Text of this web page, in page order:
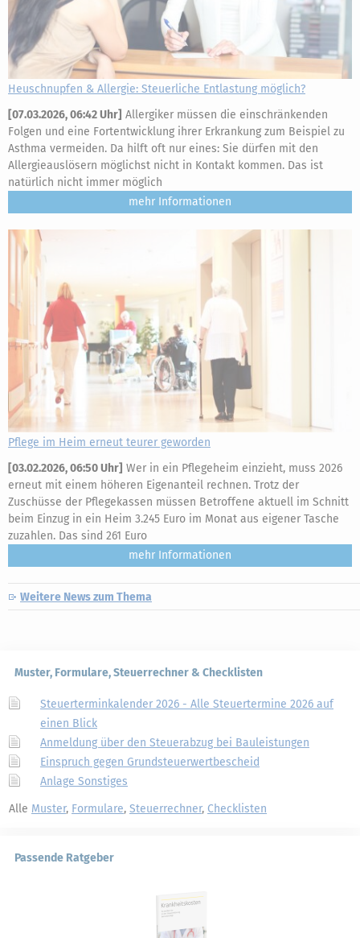
Heuschnupfen & Allergie: Steuerliche Entlastung möglich?
[07.03.2026, 06:42 Uhr] Allergiker müssen die einschränkenden
Folgen und eine Fortentwicklung ihrer Erkrankung zum Beispiel zu
Asthma vermeiden. Da hilft oft nur eines: Sie dürfen mit den
Allergieauslösern möglichst nicht in Kontakt kommen. Das ist
natürlich nicht immer möglich
mehr
Pflege im Heim erneut teurer geworden
[03.02.2026, 06:50 Uhr] Wer in ein Pflegeheim einzieht, muss 2026
erneut mit einem höheren Eigenanteil rechnen. Trotz der
Zuschüsse der Pflegekassen müssen Betroffene aktuell im Schnitt
beim Einzug in ein Heim 3.245 Euro im Monat aus eigener Tasche
zuzahlen. Das sind 261 Euro
mehr
Weitere News zum Thema
Muster, Formulare, Steuerrechner & Checklisten
Steuerterminkalender 2026 - Alle Steuertermine 2026 auf
einen Blick
Anmeldung über den Steuerabzug bei Bauleistungen
Einspruch gegen Grundsteuerwertbescheid
Anlage Sonstiges
Alle Muster, Formulare, Steuerrechner, Checklisten
Passende Ratgeber